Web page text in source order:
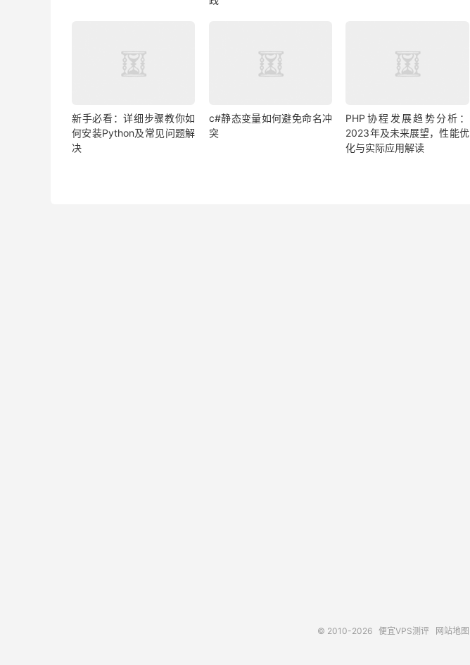
新手必看：详细步骤教你如
何安装Python及常见问题解
决
c#静态变量如何避免命名冲
突
PHP协程发展趋势分析：
2023年及未来展望，性能优
化与实际应用解读
© 2010-2026 便宜VPS测评 网站地图